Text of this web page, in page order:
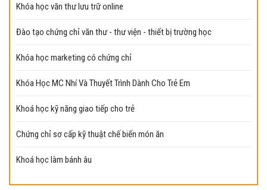
Khóa học văn thư lưu trữ online
Đào tạo chứng chỉ văn thư - thư viện - thiết bị trường học
Khóa học marketing có chứng chỉ
Khóa Học MC Nhí Và Thuyết Trình Dành Cho Trẻ Em
Khoá học kỹ năng giao tiếp cho trẻ
Chứng chỉ sơ cấp kỹ thuật chế biến món ăn
Khoá học làm bánh âu